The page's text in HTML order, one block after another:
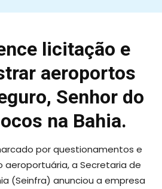
licitação e
aeroportos
Senhor do
na Bahia.
por questionamentos e
a Secretaria de
(Seinfra) anunciou a empresa